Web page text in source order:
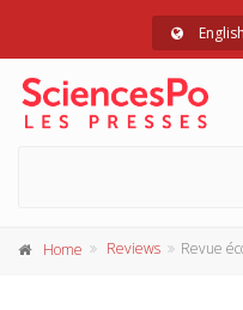
English
Home Reviews Revue